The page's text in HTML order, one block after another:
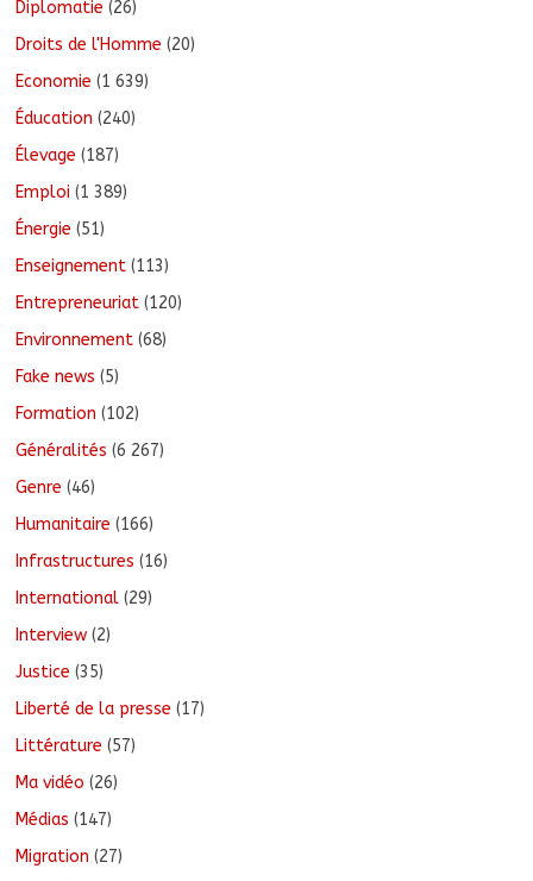
Diplomatie (26)
Droits de l'Homme (20)
Economie (1 639)
Éducation (240)
Élevage (187)
Emploi (1 389)
Énergie (51)
Enseignement (113)
Entrepreneuriat (120)
Environnement (68)
Fake news (5)
Formation (102)
Généralités (6 267)
Genre (46)
Humanitaire (166)
Infrastructures (16)
International (29)
Interview (2)
Justice (35)
Liberté de la presse (17)
Littérature (57)
Ma vidéo (26)
Médias (147)
Migration (27)